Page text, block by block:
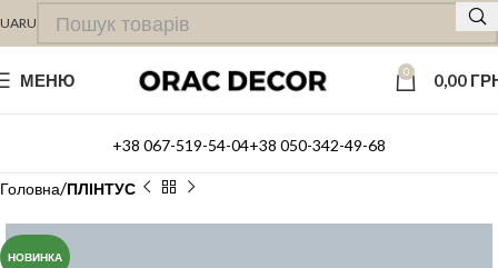
UARU
МЕНЮ 0 0,00
+38 067-519-54-04+38 050-342-49-68
Головна ПЛІНТУС
НОВИНКА